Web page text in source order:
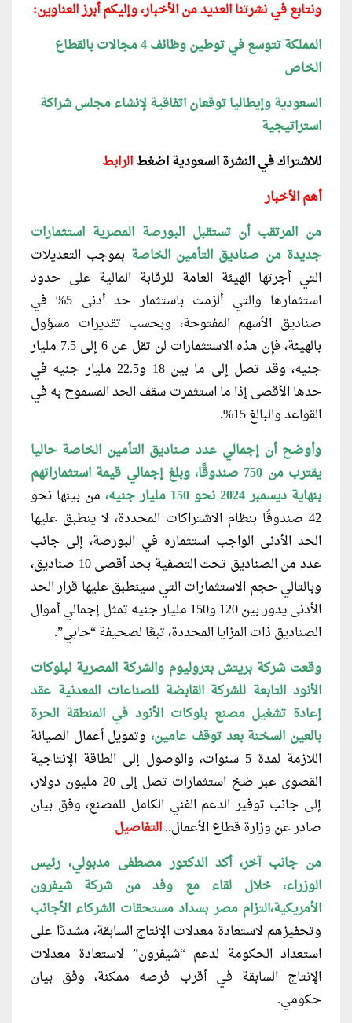
ونتابع في نشرتنا العديد من الأخبار، وإليكم أبرز العناوين:
المملكة تتوسع في توطين وظائف 4 مجالات بالقطاع
الخاص
السعودية وإيطاليا توقعان اتفاقية لإنشاء مجلس شراكة
استراتيجية
للاشتراك فيالنشرة السعوديةاضغطالرابط
أهم الأخبار
من المرتقب أن تستقبل البورصة المصرية استثمارات
جديدة من صناديق التأمين الخاصة بموجب التعديلات
التي أجرتها الهيئة العامة للرقابة المالية على حدود
استثمارها والتي ألزمت باستثمار حد أدنى 5% في
صناديق الأسهم المفتوحة، وبحسب تقديرات مسؤول
بالهيئة، فإن هذه الاستثمارات لن تقل عن 6 إلى 7.5 مليار
جنيه، وقد تصل إلى ما بين 18 و22.5 مليار جنيه في
حدها الأقصى إذا ما استثمرت سقف الحد المسموح به في
القواعد والبالغ 15%.
وأوضح أن إجمالي عدد صناديق التأمين الخاصة حاليا
يقترب من 750 صندوقًا، وبلغ إجمالي قيمة استثماراتهم
بنهاية ديسمبر 2024 نحو 150 مليار جنيه،
من بينها نحو
42 صندوقًا بنظام الاشتراكات المحددة، لا ينطبق عليها
الحد الأدنى الواجب استثماره في البورصة، إلى جانب
عدد من الصناديق تحت التصفية بحد أقصى 10 صناديق،
وبالتالي حجم الاستثمارات التي سينطبق عليها قرار الحد
الأدنى يدور بين 120 و150 مليار جنيه تمثل إجمالي أموال
الصناديق ذات المزايا المحددة، تبعًا لصحيفة “حابي”.
وقعت شركة بريتش بتروليوم والشركة المصرية لبلوكات
الأنود التابعة للشركة القابضة للصناعات المعدنية عقد
إعادة تشغيل مصنع بلوكات الأنود في المنطقة الحرة
بالعين السخنة بعد توقف عامين، وتمويل أعمال الصيانة
اللازمة لمدة 5 سنوات، والوصول إلى الطاقة الإنتاجية
القصوى عبر ضخ استثمارات تصل إلى 20 مليون دولار،
إلى جانب توفير الدعم الفني الكامل للمصنع، وفق بيان
صادر عن وزارة قطاع الأعمال..التفاصيل
من جانب آخر، أكد الدكتور مصطفى مدبولي، رئيس
الوزراء، خلال لقاء مع وفد من شركة شيفرون
الأمريكية،التزام مصر بسداد مستحقات الشركاء الأجانب
وتحفيزهم لاستعادة معدلات الإنتاج السابقة، مشددًا على
استعداد الحكومة لدعم “شيفرون” لاستعادة معدلات
الإنتاج السابقة في أقرب فرصه ممكنة، وفق بيان
حكومي.